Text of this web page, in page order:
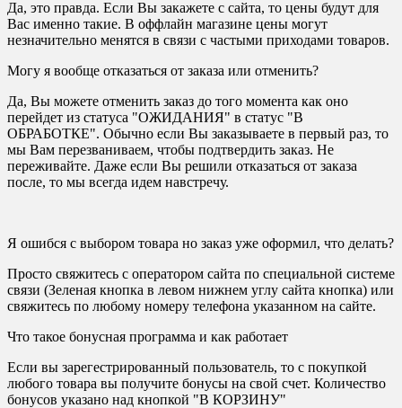
Да, это правда. Если Вы закажете с сайта, то цены будут для
Вас именно такие. В оффлайн магазине цены могут
незначительно менятся в связи с частыми приходами товаров.
Могу я вообще отказаться от заказа или отменить?
Да, Вы можете отменить заказ до того момента как оно
перейдет из статуса "ОЖИДАНИЯ" в статус "В
ОБРАБОТКЕ". Обычно если Вы заказываете в первый раз, то
мы Вам перезваниваем, чтобы подтвердить заказ. Не
переживайте. Даже если Вы решили отказаться от заказа
после, то мы всегда идем навстречу.
Я ошибся с выбором товара но заказ уже оформил, что делать?
Просто свяжитесь с оператором сайта по специальной системе
связи (Зеленая кнопка в левом нижнем углу сайта кнопка) или
свяжитесь по любому номеру телефона указанном на сайте.
Что такое бонусная программа и как работает
Если вы зарегестрированный пользователь, то с покупкой
любого товара вы получите бонусы на свой счет. Количество
бонусов указано над кнопкой "В КОРЗИНУ"